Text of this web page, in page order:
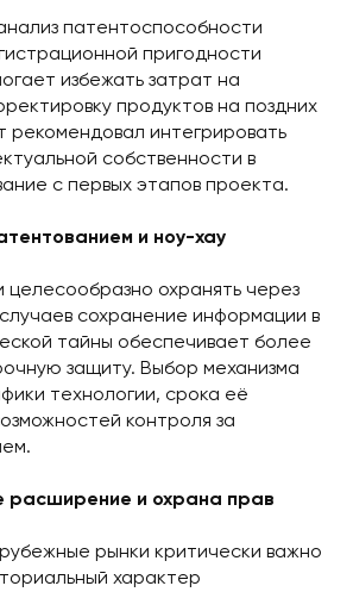
патентоспособности
пригодности
избежать затрат на
продуктов на поздних
рекомендовал интегрировать
собственности в
с первых этапов проекта.
и ноу-хау
целесообразно охранять через
сохранение информации в
тайны обеспечивает более
защиту. Выбор механизма
технологии, срока её
контроля за
расширение и охрана прав
рынки критически важно
характер